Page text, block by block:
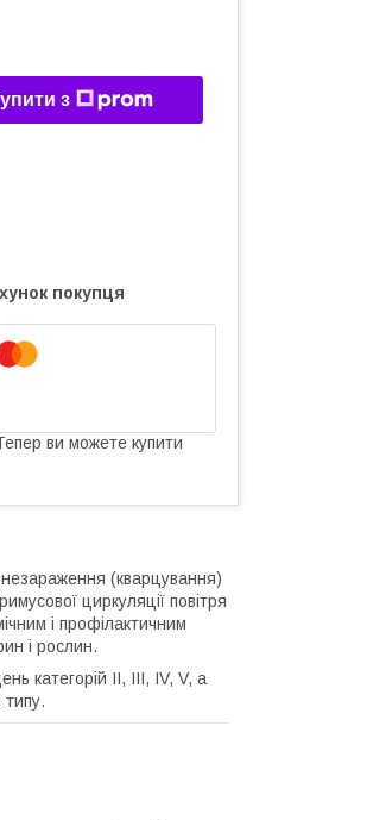
з
покупця
ви можете купити
(кварцування)
циркуляції повітря
і профілактичним
і рослин.
категорій II, III, IV, V, а